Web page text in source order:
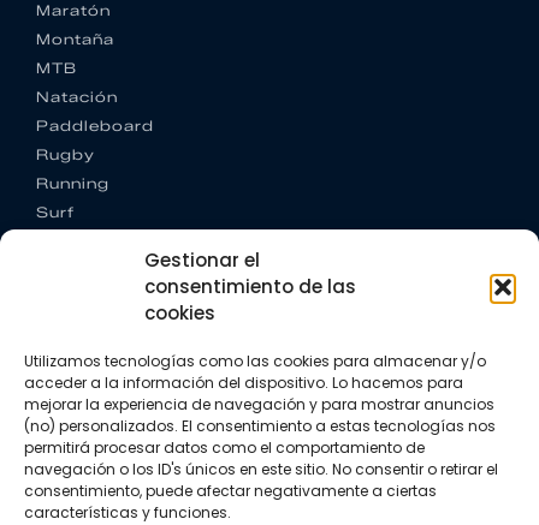
Gestionar el
consentimiento de las
cookies
Utilizamos tecnologías como las cookies para almacenar y/o
acceder a la información del dispositivo. Lo hacemos para
mejorar la experiencia de navegación y para mostrar anuncios
(no) personalizados. El consentimiento a estas tecnologías nos
permitirá procesar datos como el comportamiento de
navegación o los ID's únicos en este sitio. No consentir o retirar el
consentimiento, puede afectar negativamente a ciertas
características y funciones.
Maratón
Montaña
MTB
Natación
Paddleboard
Rugby
Running
Surf
CONTACTO
+34 662 342 177
info@vkssport.com
SÍGUENOS